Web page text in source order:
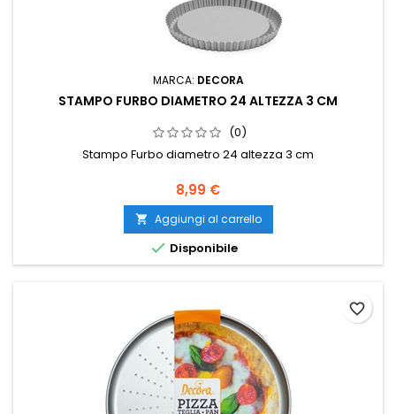
MARCA: DECORA
STAMPO FURBO DIAMETRO 24 ALTEZZA 3 CM
(0)
Stampo Furbo diametro 24 altezza 3 cm
Prezzo
8,99 €
 Aggiungi al carrello
 Disponibile
favorite_border